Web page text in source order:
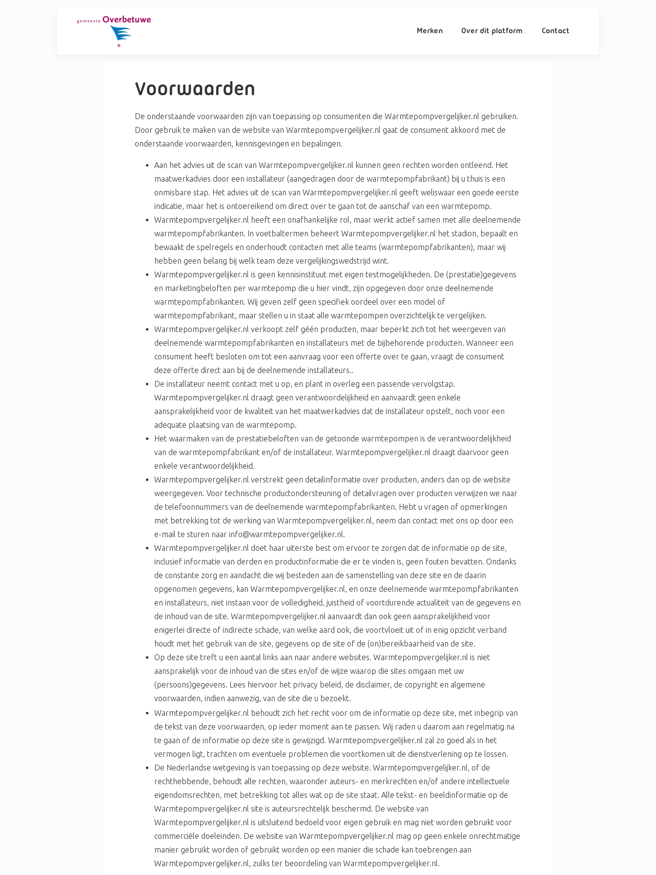
Merken Over dit platform Contact
Voorwaarden
De onderstaande voorwaarden zijn van toepassing op consumenten die Warmtepompvergelijker.nl gebruiken.
Door gebruik te maken van de website van Warmtepompvergelijker.nl gaat de consument akkoord met de
onderstaande voorwaarden, kennisgevingen en bepalingen.
Aan het advies uit de scan van Warmtepompvergelijker.nl kunnen geen rechten worden ontleend. Het
maatwerkadvies door een installateur (aangedragen door de warmtepompfabrikant) bij u thuis is een
onmisbare stap. Het advies uit de scan van Warmtepompvergelijker.nl geeft weliswaar een goede eerste
indicatie, maar het is ontoereikend om direct over te gaan tot de aanschaf van een warmtepomp.
Warmtepompvergelijker.nl heeft een onafhankelijke rol, maar werkt actief samen met alle deelnemende
warmtepompfabrikanten. In voetbaltermen beheert Warmtepompvergelijker.nl het stadion, bepaalt en
bewaakt de spelregels en onderhoudt contacten met alle teams (warmtepompfabrikanten), maar wij
hebben geen belang bij welk team deze vergelijkingswedstrijd wint.
Warmtepompvergelijker.nl is geen kennisinstituut met eigen testmogelijkheden. De (prestatie)gegevens
en marketingbeloften per warmtepomp die u hier vindt, zijn opgegeven door onze deelnemende
warmtepompfabrikanten. Wij geven zelf geen specifiek oordeel over een model of
warmtepompfabrikant, maar stellen u in staat alle warmtepompen overzichtelijk te vergelijken.
Warmtepompvergelijker.nl verkoopt zelf géén producten, maar beperkt zich tot het weergeven van
deelnemende warmtepompfabrikanten en installateurs met de bijbehorende producten. Wanneer een
consument heeft besloten om tot een aanvraag voor een offerte over te gaan, vraagt de consument
deze offerte direct aan bij de deelnemende installateurs..
De installateur neemt contact met u op, en plant in overleg een passende vervolgstap.
Warmtepompvergelijker.nl draagt geen verantwoordelijkheid en aanvaardt geen enkele
aansprakelijkheid voor de kwaliteit van het maatwerkadvies dat de installateur opstelt, noch voor een
adequate plaatsing van de warmtepomp.
Het waarmaken van de prestatiebeloften van de getoonde warmtepompen is de verantwoordelijkheid
van de warmtepompfabrikant en/of de installateur. Warmtepompvergelijker.nl draagt daarvoor geen
enkele verantwoordelijkheid.
Warmtepompvergelijker.nl verstrekt geen detailinformatie over producten, anders dan op de website
weergegeven. Voor technische productondersteuning of detailvragen over producten verwijzen we naar
de telefoonnummers van de deelnemende warmtepompfabrikanten. Hebt u vragen of opmerkingen
met betrekking tot de werking van Warmtepompvergelijker.nl, neem dan contact met ons op door een
e-mail te sturen naar info@warmtepompvergelijker.nl.
Warmtepompvergelijker.nl doet haar uiterste best om ervoor te zorgen dat de informatie op de site,
inclusief informatie van derden en productinformatie die er te vinden is, geen fouten bevatten. Ondanks
de constante zorg en aandacht die wij besteden aan de samenstelling van deze site en de daarin
opgenomen gegevens, kan Warmtepompvergelijker.nl, en onze deelnemende warmtepompfabrikanten
en installateurs, niet instaan voor de volledigheid, juistheid of voortdurende actualiteit van de gegevens en
de inhoud van de site. Warmtepompvergelijker.nl aanvaardt dan ook geen aansprakelijkheid voor
enigerlei directe of indirecte schade, van welke aard ook, die voortvloeit uit of in enig opzicht verband
houdt met het gebruik van de site, gegevens op de site of de (on)bereikbaarheid van de site.
Op deze site treft u een aantal links aan naar andere websites. Warmtepompvergelijker.nl is niet
aansprakelijk voor de inhoud van die sites en/of de wijze waarop die sites omgaan met uw
(persoons)gegevens. Lees hiervoor het privacy beleid, de disclaimer, de copyright en algemene
voorwaarden, indien aanwezig, van de site die u bezoekt.
Warmtepompvergelijker.nl behoudt zich het recht voor om de informatie op deze site, met inbegrip van
de tekst van deze voorwaarden, op ieder moment aan te passen. Wij raden u daarom aan regelmatig na
te gaan of de informatie op deze site is gewijzigd. Warmtepompvergelijker.nl zal zo goed als in het
vermogen ligt, trachten om eventuele problemen die voortkomen uit de dienstverlening op te lossen.
De Nederlandse wetgeving is van toepassing op deze website. Warmtepompvergelijker.nl, of de
rechthebbende, behoudt alle rechten, waaronder auteurs- en merkrechten en/of andere intellectuele
eigendomsrechten, met betrekking tot alles wat op de site staat. Alle tekst- en beeldinformatie op de
Warmtepompvergelijker.nl site is auteursrechtelijk beschermd. De website van
Warmtepompvergelijker.nl is uitsluitend bedoeld voor eigen gebruik en mag niet worden gebruikt voor
commerciële doeleinden. De website van Warmtepompvergelijker.nl mag op geen enkele onrechtmatige
manier gebruikt worden of gebruikt worden op een manier die schade kan toebrengen aan
Warmtepompvergelijker.nl, zulks ter beoordeling van Warmtepompvergelijker.nl.